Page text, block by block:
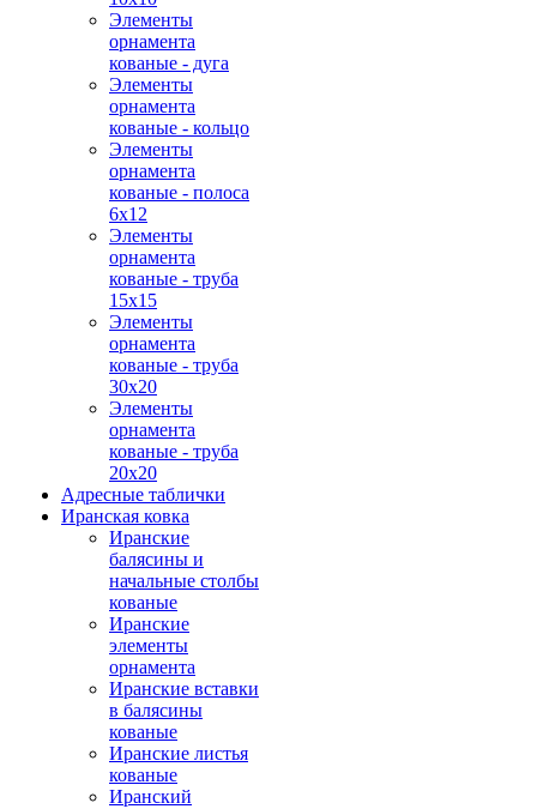
Элементы
орнамента
кованые - дуга
Элементы
орнамента
кованые - кольцо
Элементы
орнамента
кованые - полоса
6х12
Элементы
орнамента
кованые - труба
15х15
Элементы
орнамента
кованые - труба
30х20
Элементы
орнамента
кованые - труба
20х20
Адресные таблички
Иранская ковка
Иранские
балясины и
начальные столбы
кованые
Иранские
элементы
орнамента
Иранские вставки
в балясины
кованые
Иранские листья
кованые
Иранский